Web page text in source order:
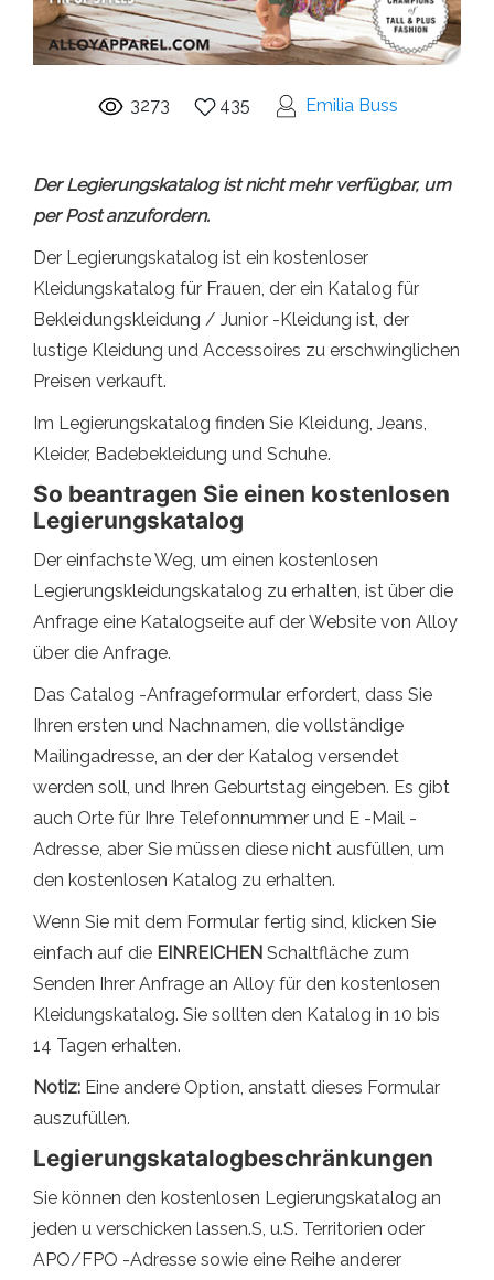
3273 435 Emilia Buss
Der Legierungskatalog ist nicht mehr verfügbar, um
per Post anzufordern.
Der Legierungskatalog ist ein kostenloser
Kleidungskatalog für Frauen, der ein Katalog für
Bekleidungskleidung / Junior -Kleidung ist, der
lustige Kleidung und Accessoires zu erschwinglichen
Preisen verkauft.
Im Legierungskatalog finden Sie Kleidung, Jeans,
Kleider, Badebekleidung und Schuhe.
So beantragen Sie einen kostenlosen
Legierungskatalog
Der einfachste Weg, um einen kostenlosen
Legierungskleidungskatalog zu erhalten, ist über die
Anfrage eine Katalogseite auf der Website von Alloy
über die Anfrage.
Das Catalog -Anfrageformular erfordert, dass Sie
Ihren ersten und Nachnamen, die vollständige
Mailingadresse, an der der Katalog versendet
werden soll, und Ihren Geburtstag eingeben. Es gibt
auch Orte für Ihre Telefonnummer und E -Mail -
Adresse, aber Sie müssen diese nicht ausfüllen, um
den kostenlosen Katalog zu erhalten.
Wenn Sie mit dem Formular fertig sind, klicken Sie
einfach auf die EINREICHEN Schaltfläche zum
Senden Ihrer Anfrage an Alloy für den kostenlosen
Kleidungskatalog. Sie sollten den Katalog in 10 bis
14 Tagen erhalten.
Notiz: Eine andere Option, anstatt dieses Formular
auszufüllen.
Legierungskatalogbeschränkungen
Sie können den kostenlosen Legierungskatalog an
jeden u verschicken lassen.S, u.S. Territorien oder
APO/FPO -Adresse sowie eine Reihe anderer